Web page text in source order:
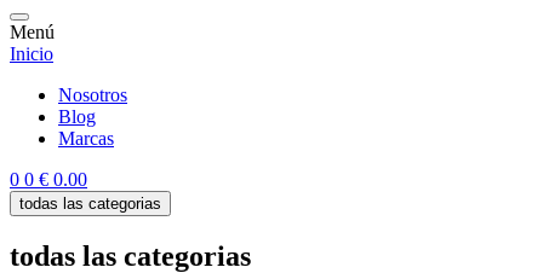
Menú
Inicio
Nosotros
Blog
Marcas
0 0 € 0.00
todas las categorias
todas las categorias